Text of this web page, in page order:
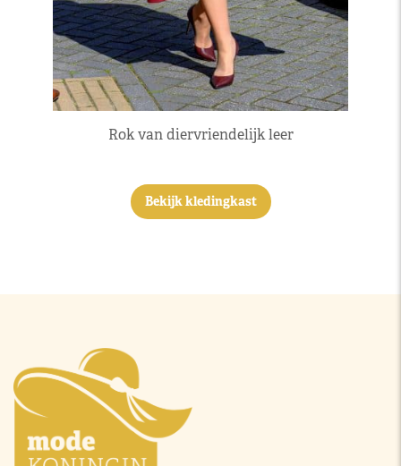
Rok van diervriendelijk leer
Bekijk kledingkast